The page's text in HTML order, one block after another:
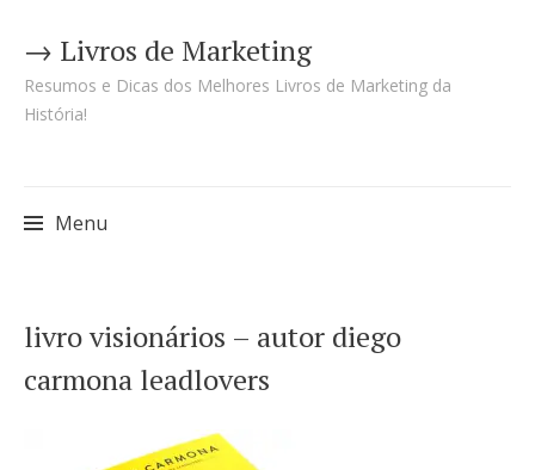
→ Livros de Marketing
Resumos e Dicas dos Melhores Livros de Marketing da
História!
Menu
para
o
livro visionários – autor diego
carmona leadlovers